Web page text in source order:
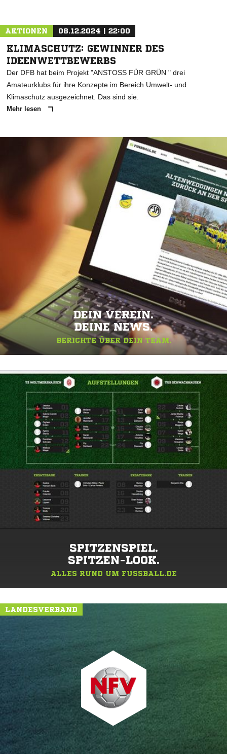
AKTIONEN 08.12.2024 | 22:00
KLIMASCHUTZ: GEWINNER DES
IDEENWETTBEWERBS
Der DFB hat beim Projekt "ANSTOSS FÜR GRÜN " drei
Amateurklubs für ihre Konzepte im Bereich Umwelt- und
Klimaschutz ausgezeichnet. Das sind sie.
Mehr lesen
DEIN VEREIN.
DEINE NEWS.
BERICHTE ÜBER DEIN TEAM.
SPITZENSPIEL.
SPITZEN-LOOK.
ALLES RUND UM FUSSBALL.DE
LANDESVERBAND